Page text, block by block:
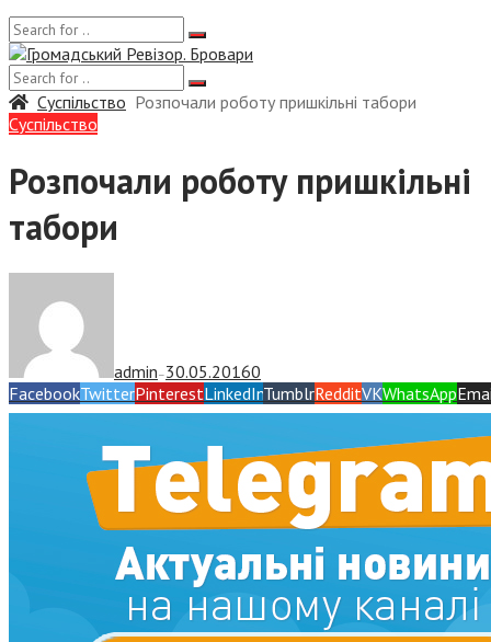
Суспiльство Розпочали роботу пришкільні табори
Суспiльство
Розпочали роботу пришкільні
табори
admin — 30.05.20160
FacebookTwitterPinterestLinkedInTumblrRedditVKWhatsApp